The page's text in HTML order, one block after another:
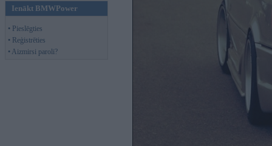
Ienākt BMWPower
• Pieslēgties
• Reģistrēties
• Aizmirsi paroli?